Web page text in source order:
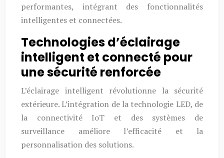
performantes, intégrant des fonctionnalités
intelligentes et connectées.
Technologies d’éclairage
intelligent et connecté pour
une sécurité renforcée
L’éclairage intelligent révolutionne la sécurité
extérieure. L’intégration de la technologie LED, de
la connectivité IoT et des systèmes de
surveillance améliore l’efficacité et la
personnalisation des solutions.